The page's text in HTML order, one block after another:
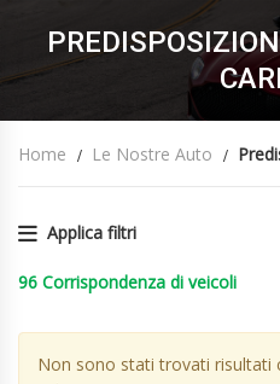
Home Le Nostre Auto
Applica filtri
96 Corrispondenza di veicoli
Non sono stati trovati risultati